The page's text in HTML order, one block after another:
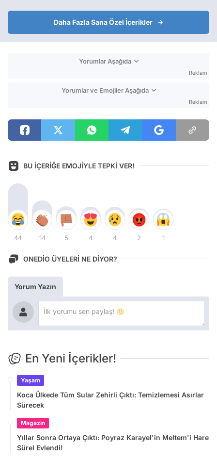
Daha Fazla Sana Özel İçerikler
Yorumlar Aşağıda
Reklam
Yorumlar ve Emojiler Aşağıda
Reklam
BU İÇERİĞE EMOJİYLE TEPKİ VER!
44 14 5 4 4 2 1
ONEDİO ÜYELERİ NE DİYOR?
Yorum Yazın
En Yeni İçerikler!
Yaşam
Koca Ülkede Tüm Sular Zehirli Çıktı: Temizlemesi Asırlar
Sürecek
Magazin
Yıllar Sonra Ortaya Çıktı: Poyraz Karayel'in Meltem'i Hare
Sürel Evlendi!